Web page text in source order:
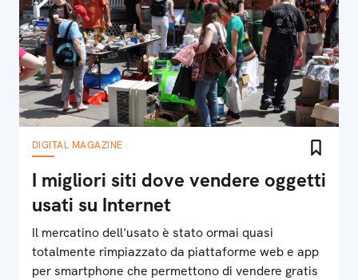
DIGITAL MAGAZINE
I migliori siti dove vendere oggetti
usati su Internet
Il mercatino dell'usato è stato ormai quasi
totalmente rimpiazzato da piattaforme web e app
per smartphone che permettono di vendere gratis